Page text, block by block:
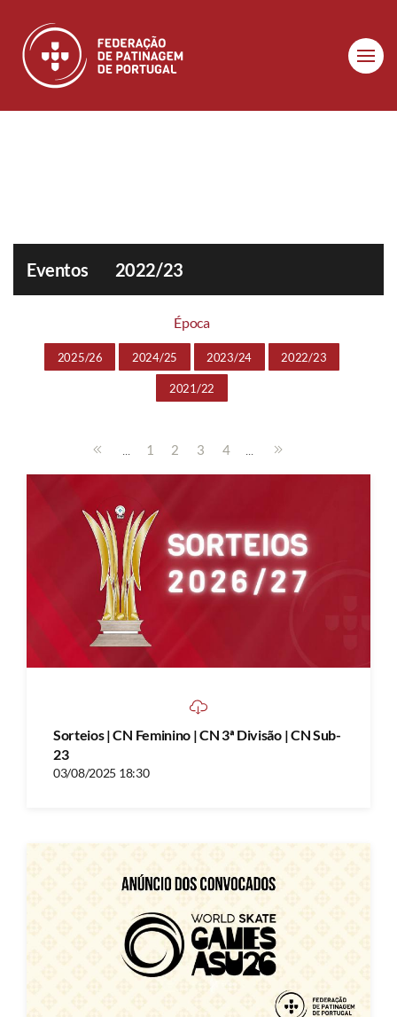
Skip to main content
Eventos 2022/23
Época
2025/26 2024/25 2023/24 2022/23
2021/22
... 1 2 3 4 ...
Sorteios | CN Feminino | CN 3ª Divisão | CN Sub-
23
03/08/2025 18:30